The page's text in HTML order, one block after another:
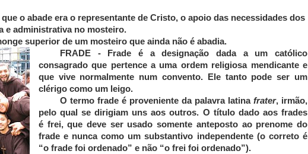
o abade era o representante de Cristo, o apoio das necessidades dos
e administrativa no mosteiro.
superior de um mosteiro que ainda não é abadia.
FRADE- Frade é a designação dada a um católico
consagrado que pertence a uma ordem religiosa mendicante e
que vive normalmente num convento. Ele tanto pode ser um
clérigo como um leigo.
O termo frade é proveniente da palavra latina frater, irmão,
pelo qual se dirigiam uns aos outros. O título dado aos frades
é frei, que deve ser usado somente anteposto ao prenome do
frade e nunca como um substantivo independente (o correto é
“o frade foi ordenado” e não “o frei foi ordenado”).